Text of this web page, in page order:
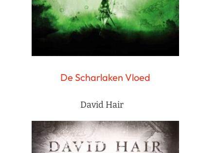
De Scharlaken Vloed
David Hair